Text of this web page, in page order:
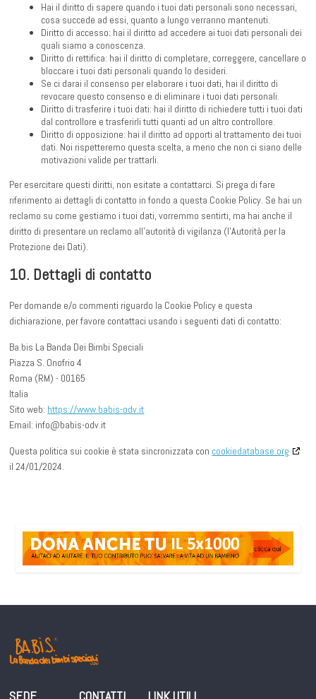
Hai il diritto di sapere quando i tuoi dati personali sono necessari,
cosa succede ad essi, quanto a lungo verranno mantenuti.
Diritto di accesso: hai il diritto ad accedere ai tuoi dati personali dei
quali siamo a conoscenza.
Diritto di rettifica: hai il diritto di completare, correggere, cancellare o
bloccare i tuoi dati personali quando lo desideri.
Se ci darai il consenso per elaborare i tuoi dati, hai il diritto di
revocare questo consenso e di eliminare i tuoi dati personali.
Diritto di trasferire i tuoi dati: hai il diritto di richiedere tutti i tuoi dati
dal controllore e trasferirli tutti quanti ad un altro controllore.
Diritto di opposizione: hai il diritto ad opporti al trattamento dei tuoi
dati. Noi rispetteremo questa scelta, a meno che non ci siano delle
motivazioni valide per trattarli.
Per esercitare questi diritti, non esitate a contattarci. Si prega di fare
riferimento ai dettagli di contatto in fondo a questa Cookie Policy. Se hai un
reclamo su come gestiamo i tuoi dati, vorremmo sentirti, ma hai anche il
diritto di presentare un reclamo all'autorità di vigilanza (l'Autorità per la
Protezione dei Dati).
10. Dettagli di contatto
Per domande e/o commenti riguardo la Cookie Policy e questa
dichiarazione, per favore contattaci usando i seguenti dati di contatto:
Ba.bis La Banda Dei Bimbi Speciali
Piazza S. Onofrio 4
Roma (RM) - 00165
Italia
Sito web: https://www.babis-odv.it
Email: info@babis-odv.it
Questa politica sui cookie è stata sincronizzata con cookiedatabase.org
il 24/01/2024.
SEDE CONTATTI LINK UTILI